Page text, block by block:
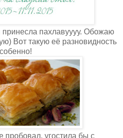
принесла пахлавуууу. Обожаю
Вот такую её разновидность
пробовал, угостила бы с